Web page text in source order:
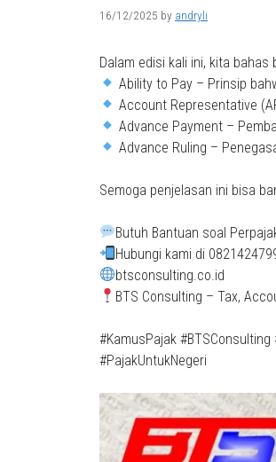
16/12/2025 by andryli
Dalam edisi kali ini, kita
Ability to Pay – Prinsip
Account Representative
Advance Payment –
Advance Ruling –
Semoga penjelasan ini bisa
Butuh Bantuan soal
Hubungi kami di
btsconsulting.co.id
BTS Consulting – Tax,
#KamusPajak
#PajakUntukNegeri